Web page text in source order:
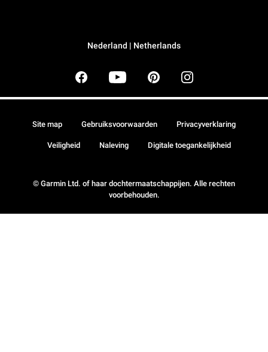
Nederland | Netherlands
© Garmin Ltd. of haar dochtermaatschappijen. Alle rechten
voorbehouden.
Site map Gebruiksvoorwaarden Privacyverklaring
Veiligheid Naleving Digitale toegankelijkheid